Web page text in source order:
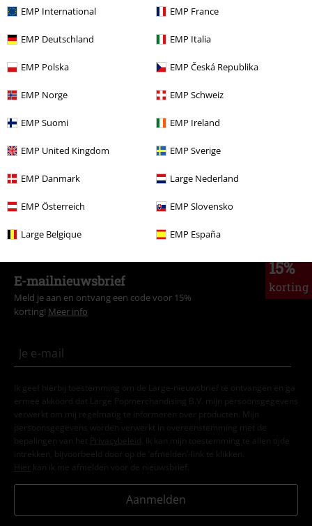
EMP International EMP France
EMP Deutschland EMP Italia
EMP Polska EMP Česká Republika
EMP Norge EMP Schweiz
EMP Suomi EMP Ireland
EMP United Kingdom EMP Sverige
EMP Danmark Large Nederland
EMP Österreich EMP Slovensko
Large Belgique EMP España
Meer categorieën. Meer opties.
Nieuw Kleding Kinderen en baby's
Sale % Mannen
Sale % Kinderen Kinderkleding
Kinderen Tieners (Maat: 140 - 176)
Kledingmerken Kleding
15%
korting
E-mailnieuwsbrief
Meld je aan en ontvang een code voor 15%
korting! Meer info
Ik geef hierbij toestemming om de Large-nieuwsbrief te ontvangen en ga
ermee akkoord dat Large Popmerchandising B.V. mijn persoonsgegevens
verwerkt om mij regelmatig te informeren over producten. Mijn
persoonsgegevens worden verwerkt in overeenstemming met de
bepalingen van het
Privacybeleid . Ik kan mijn toestemming te allen tijde
intrekken, bijvoorbeeld door op de ‘afmelden’-link te klikken.
Hier kan ik me afmelden voor de nieuwsbrief.
Aanmelden